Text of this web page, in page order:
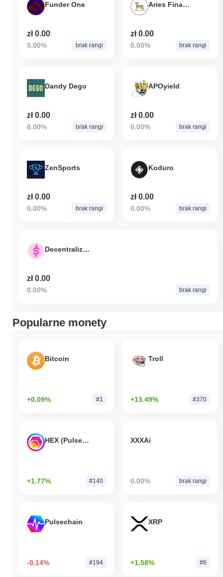
Funder One
zł 0.00
0.00% brak rangi
Aries Financial
zł 0.00
0.00% brak rangi
Dandy Dego
zł 0.00
0.00% brak rangi
APOyield
zł 0.00
0.00% brak rangi
ZenSports
zł 0.00
0.00% brak rangi
Koduro
zł 0.00
0.00% brak rangi
Decentralized USD
zł 0.00
0.00% brak rangi
Popularne monety
Bitcoin
+0.09% #1
Troll
+13.49% #370
HEX (Pulsechain)
+1.77% #140
XXXAi
0.00% brak rangi
Pulsechain
-0.14% #194
XRP
+1.58% #6